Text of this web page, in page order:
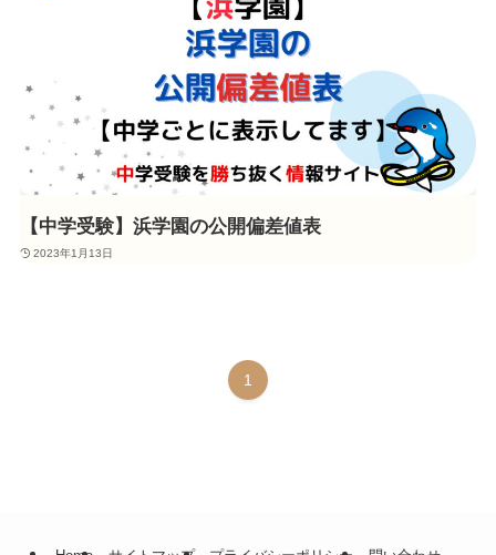
【中学受験】浜学園の公開偏差値表
2023年1月13日
1